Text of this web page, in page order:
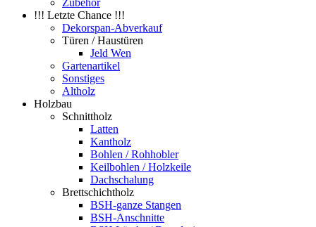
Zubehör
!!! Letzte Chance !!!
Dekorspan-Abverkauf
Türen / Haustüren
Jeld Wen
Gartenartikel
Sonstiges
Altholz
Holzbau
Schnittholz
Latten
Kantholz
Bohlen / Rohhobler
Keilbohlen / Holzkeile
Dachschalung
Brettschichtholz
BSH-ganze Stangen
BSH-Anschnitte